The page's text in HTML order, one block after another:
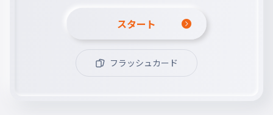
スタート
フラッシュカード